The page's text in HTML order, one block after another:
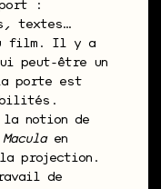
:
textes…
film. Il y a
peut-être un
porte est
notion de
Maculaen
projection.
de